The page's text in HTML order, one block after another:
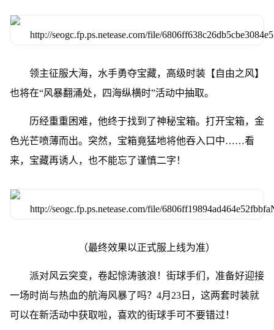
领主征服大海，水手勇夺宝藏，高级时装【自由之风】
也将在“风暴翻涌处，四海纵横时”活动中抽取。
历经重重困难，他终于找到了神秘宝箱。打开宝箱，金
色光芒喷薄而出。突然，宝箱竟猛地将他吞入口中……看
来，宝藏再诱人，也不能忘了谨慎二字！
（最终效果以正式服上线为准）
派对风云突变，卷起惊涛骇浪！街球手们，准备好迎接
一场时尚与热血的航海风暴了吗？4月23日，这两套时装就
可以在新活动中获取啦，喜欢的街球手可不要错过！